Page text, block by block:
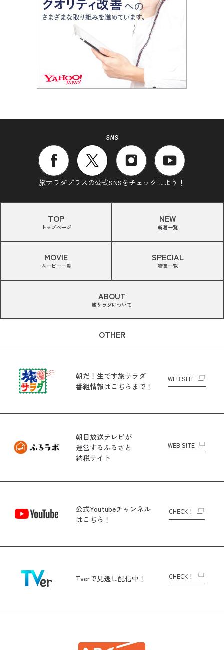
SNS
旅サラダプラスの公式SNSをチェックしよう！
TOP
トップページ
NEW
新着一覧
MOVIE
ムービー一覧
SPECIAL
特集一覧
ABOUT
旅サラダについて
OTHER
朝だ！生です旅サラダ
番組情報はこちらまで！
WEB SITE
朝日放送テレビが
運営するふるさと
納税サイト
WEB SITE
公式Youtubeチャンネル
はこちら！
CHECK！
Tverで見逃し配信中！ CHECK！